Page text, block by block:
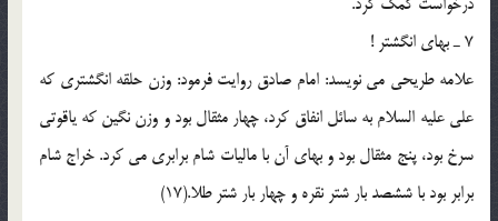
7 ـ بهای انگشتر !
علامه طریحی می نویسد: امام صادق روایت فرمود: وزن حلقه انگشتری که
علی علیه السلام به سائل انفاق کرد، چهار مثقال بود و وزن نگین که یاقوتی
سرخ بود، پنج مثقال بود و بهای آن با مالیات شام برابری می کرد. خراج شام
برابر بود با ششصد بار شتر نقره و چهار بار شتر طلا.(17)